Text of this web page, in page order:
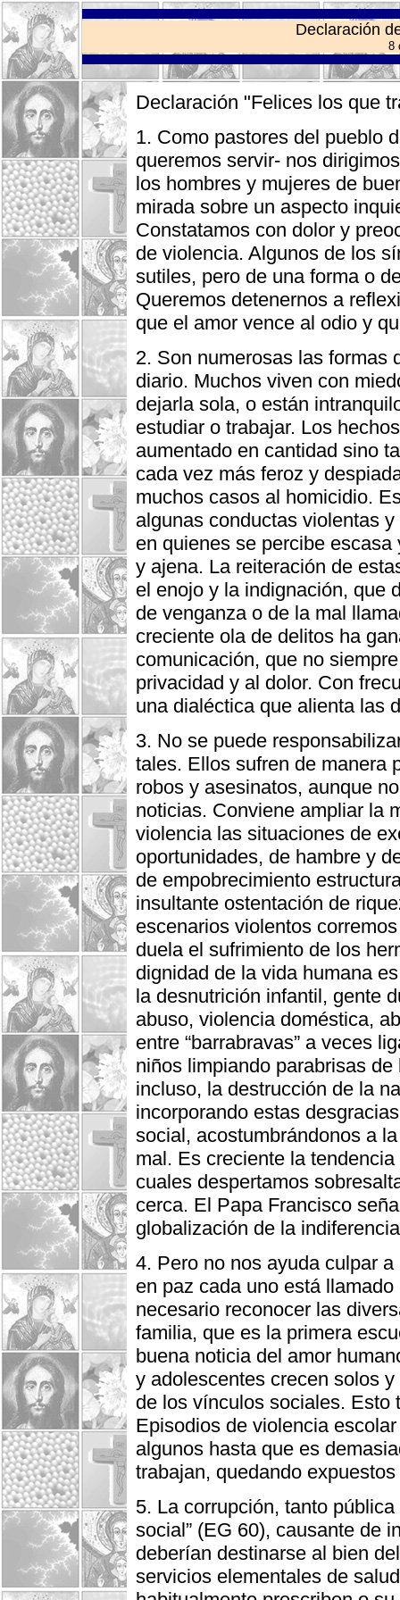
Declaración
8
Declaración "Felices los que
1. Como pastores del pueblo
queremos servir- nos
los hombres y mujeres de
mirada sobre un aspecto
Constatamos con dolor y
de violencia. Algunos de los
sutiles, pero de una forma o
Queremos detenernos a
que el amor vence al odio y
2. Son numerosas las formas
diario. Muchos viven con
dejarla sola, o están
estudiar o trabajar. Los
aumentado en cantidad sino
cada vez más feroz y
muchos casos al homicidio.
algunas conductas violentas
en quienes se percibe
y ajena. La reiteración de
el enojo y la indignación, que
de venganza o de la mal
creciente ola de delitos ha
comunicación, que no
privacidad y al dolor. Con
una dialéctica que alienta las
3. No se puede
tales. Ellos sufren de manera
robos y asesinatos, aunque
noticias. Conviene ampliar la
violencia las situaciones de
oportunidades, de hambre y
de empobrecimiento
insultante ostentación de
escenarios violentos
duela el sufrimiento de los
dignidad de la vida humana
la desnutrición infantil, gente
abuso, violencia doméstica,
entre “barrabravas” a veces
niños limpiando parabrisas
incluso, la destrucción de la
incorporando estas
social, acostumbrándonos a
mal. Es creciente la
cuales despertamos
cerca. El Papa Francisco
globalización de la
4. Pero no nos ayuda culpar
en paz cada uno está
necesario reconocer las
familia, que es la primera
buena noticia del amor
y adolescentes crecen solos
de los vínculos sociales. Esto
Episodios de violencia
algunos hasta que es
trabajan, quedando
5. La corrupción, tanto
social” (EG 60), causante de
deberían destinarse al bien
servicios elementales de